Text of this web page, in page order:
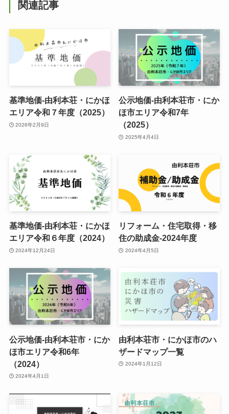
関連記事
基準地価-由利本荘・にかほ
エリア令和７年度（2025）
2026年2月9日
公示地価-由利本荘市・にか
ほ市エリア令和7年
（2025）
2025年4月4日
基準地価-由利本荘・にかほ
エリア令和６年度（2024）
2024年12月24日
リフォーム・住宅取得・移
住の助成金-2024年度
2024年4月5日
公示地価-由利本荘市・にか
ほ市エリア令和6年
（2024）
2024年4月1日
由利本荘市・にかほ市のハ
ザードマップ一覧
2024年1月12日